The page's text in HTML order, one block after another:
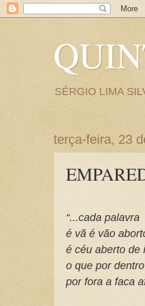
SÉRGIO LIMA
terça-feira, 23
“...cada palavra
é vã é vão
é céu aberto de
o que por
por fora a faca